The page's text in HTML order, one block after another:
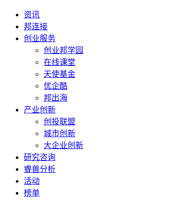
资讯
邦连接
创业服务
创业邦学园
在线课堂
天使基金
优企酷
邦出海
产业创新
创投联盟
城市创新
大企业创新
研究咨询
睿兽分析
活动
榜单